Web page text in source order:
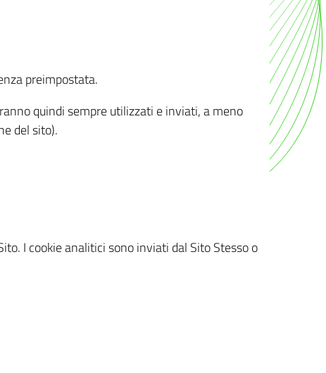
preimpostata.
quindi sempre utilizzati e inviati, a meno
del sito).
I cookie analitici sono inviati dal Sito Stesso o